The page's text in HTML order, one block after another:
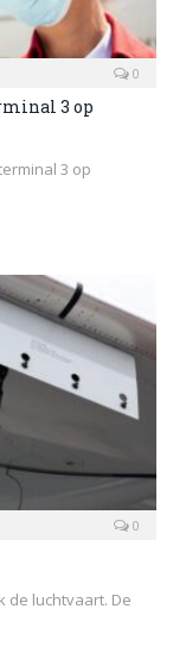
0
3 op
3 op
0
de luchtvaart. De